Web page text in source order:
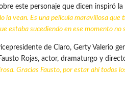
este personaje que dicen inspiró
la vean. Es una película maravillosa
estaba sucediendo en ese momento no
de Claro, Gerty Valerio
Rojas, actor, dramaturgo y
Gracias Fausto, por estar ahí todos